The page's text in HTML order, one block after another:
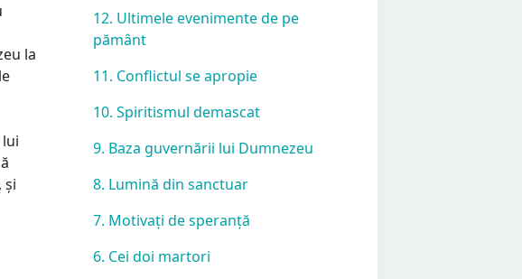
la
și
12. Ultimele evenimente de pe
pământ
11. Conflictul se apropie
10. Spiritismul demascat
9. Baza guvernării lui Dumnezeu
8. Lumină din sanctuar
7. Motivați de speranță
6. Cei doi martori